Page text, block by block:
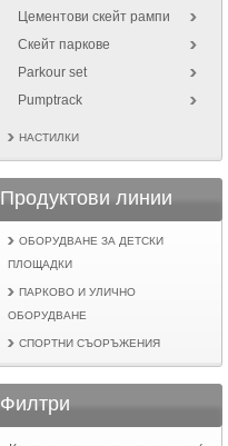
Цементови скейт рампи
Скейт паркове
Parkour set
Pumptrack
НАСТИЛКИ
Продуктови линии
ОБОРУДВАНЕ ЗА ДЕТСКИ
ПЛОЩАДКИ
ПАРКОВО И УЛИЧНО
ОБОРУДВАНЕ
СПОРТНИ СЪОРЪЖЕНИЯ
Филтри